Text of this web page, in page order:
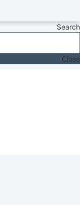
Search
Close